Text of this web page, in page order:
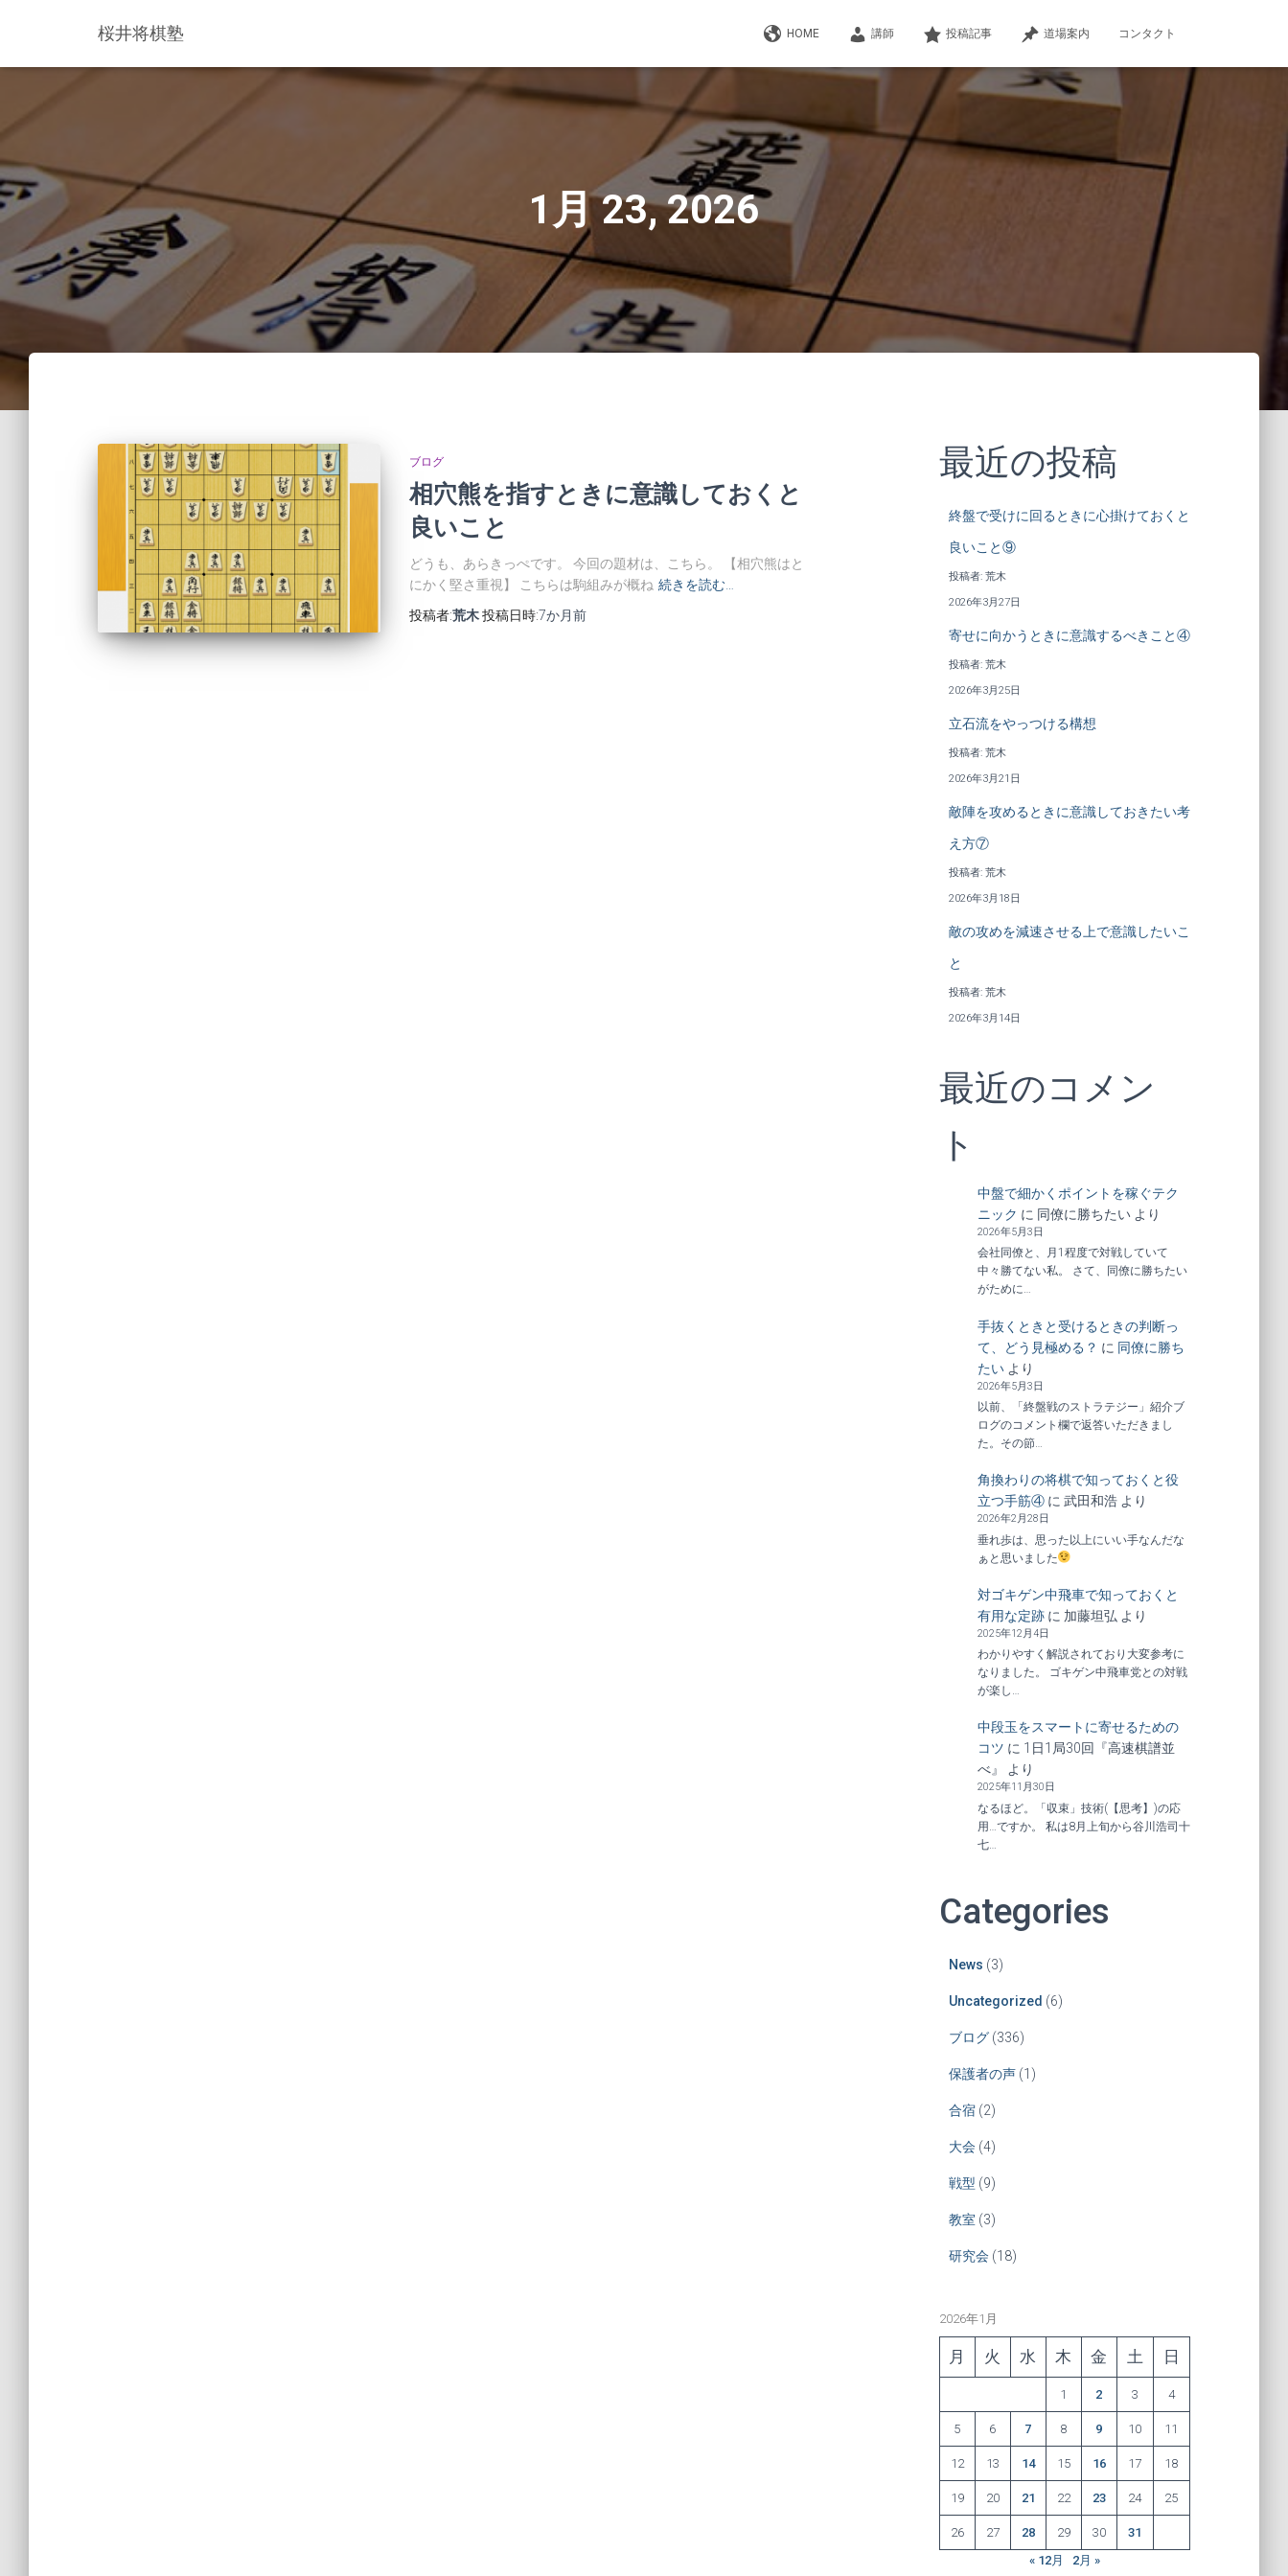
桜井将棋塾 HOME 講師 投稿記事 道場案内 コンタクト
1月 23, 2026
ブログ
相穴熊を指すときに意識しておくと
良いこと
どうも、あらきっぺです。 今回の題材は、こちら。 【相穴熊はと
にかく堅さ重視】 こちらは駒組みが概ね 続きを読む…
投稿者:荒木投稿日時:7か月前
最近の投稿
終盤で受けに回るときに心掛けておくと
良いこと⑨
投稿者: 荒木
2026年3月27日
寄せに向かうときに意識するべきこと④
投稿者: 荒木
2026年3月25日
立石流をやっつける構想
投稿者: 荒木
2026年3月21日
敵陣を攻めるときに意識しておきたい考
え方⑦
投稿者: 荒木
2026年3月18日
敵の攻めを減速させる上で意識したいこ
と
投稿者: 荒木
2026年3月14日
最近のコメン
ト
中盤で細かくポイントを稼ぐテク
ニック に 同僚に勝ちたいより
2026年5月3日
会社同僚と、月1程度で対戦していて
中々勝てない私。 さて、同僚に勝ちたい
がために…
手抜くときと受けるときの判断っ
て、どう見極める？ に 同僚に勝ち
たいより
2026年5月3日
以前、「終盤戦のストラテジー」紹介ブ
ログのコメント欄で返答いただきまし
た。その節…
角換わりの将棋で知っておくと役
立つ手筋④に 武田和浩より
2026年2月28日
垂れ歩は、思った以上にいい手なんだな
ぁと思いました
対ゴキゲン中飛車で知っておくと
有用な定跡に 加藤坦弘 より
2025年12月4日
わかりやすく解説されており大変参考に
なりました。 ゴキゲン中飛車党との対戦
が楽し…
中段玉をスマートに寄せるための
コツ に 1日1局30回『高速棋譜並
べ』
より
2025年11月30日
なるほど。「収束」技術(【思考】)の応
用…ですか。 私は8月上旬から谷川浩司十
七…
Categories
News (3)
Uncategorized (6)
ブログ(336)
保護者の声(1)
合宿(2)
大会(4)
戦型 (9)
教室 (3)
研究会(18)
2026年1月
月 火 水 木 金 土 日
1 2 3 4
5 6 7 8 9 10 11
12 13 14 15 16 17 18
19 20 21 22 23 24 25
26 27 28 29 30
31
« 12月
2月 »